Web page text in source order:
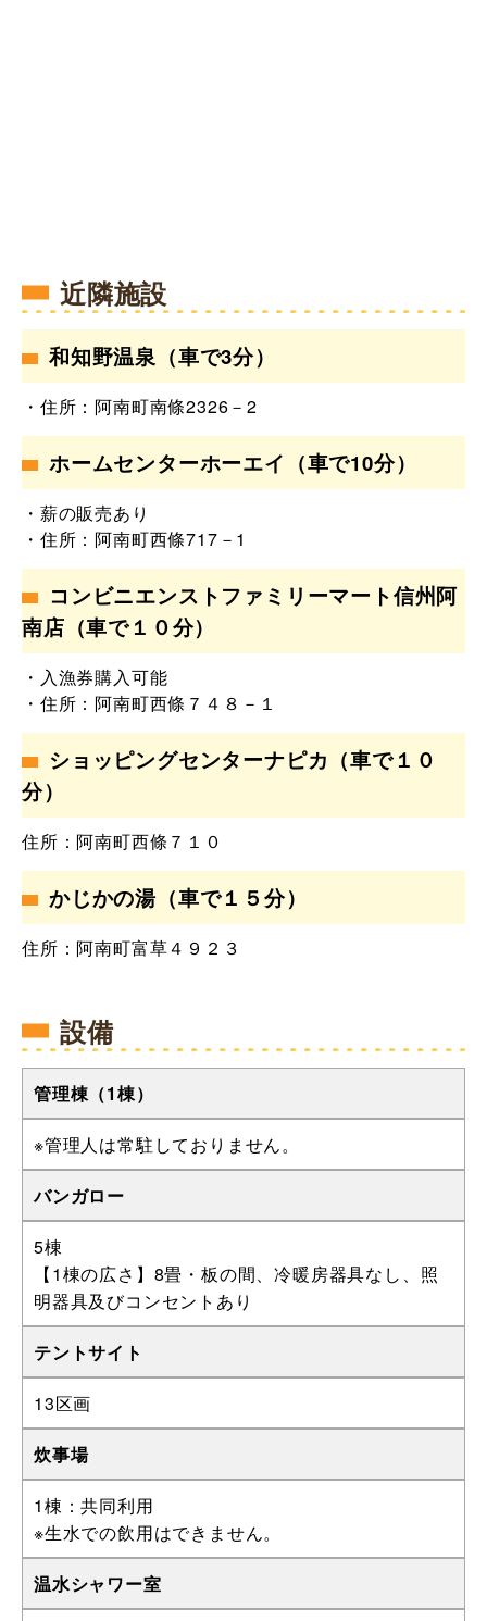
近隣施設
和知野温泉 （車で3分）
・住所：阿南町南條2326－2
ホームセンターホーエイ （車で10分）
・薪の販売あり
・住所：阿南町西條717－1
コンビニエンストファミリーマート信州阿
南店 （車で１０分）
・入漁券購入可能
・住所：阿南町西條７４８－１
ショッピングセンターナピカ （車で１０
分）
住所：阿南町西條７１０
かじかの湯 （車で１５分）
住所：阿南町富草４９２３
設備
管理棟（1棟）
※管理人は常駐しておりません。
バンガロー
5棟
【1棟の広さ】8畳・板の間、冷暖房器具なし、照
明器具及びコンセントあり
テントサイト
13区画
炊事場
1棟：共同利用
※生水での飲用はできません。
温水シャワー室